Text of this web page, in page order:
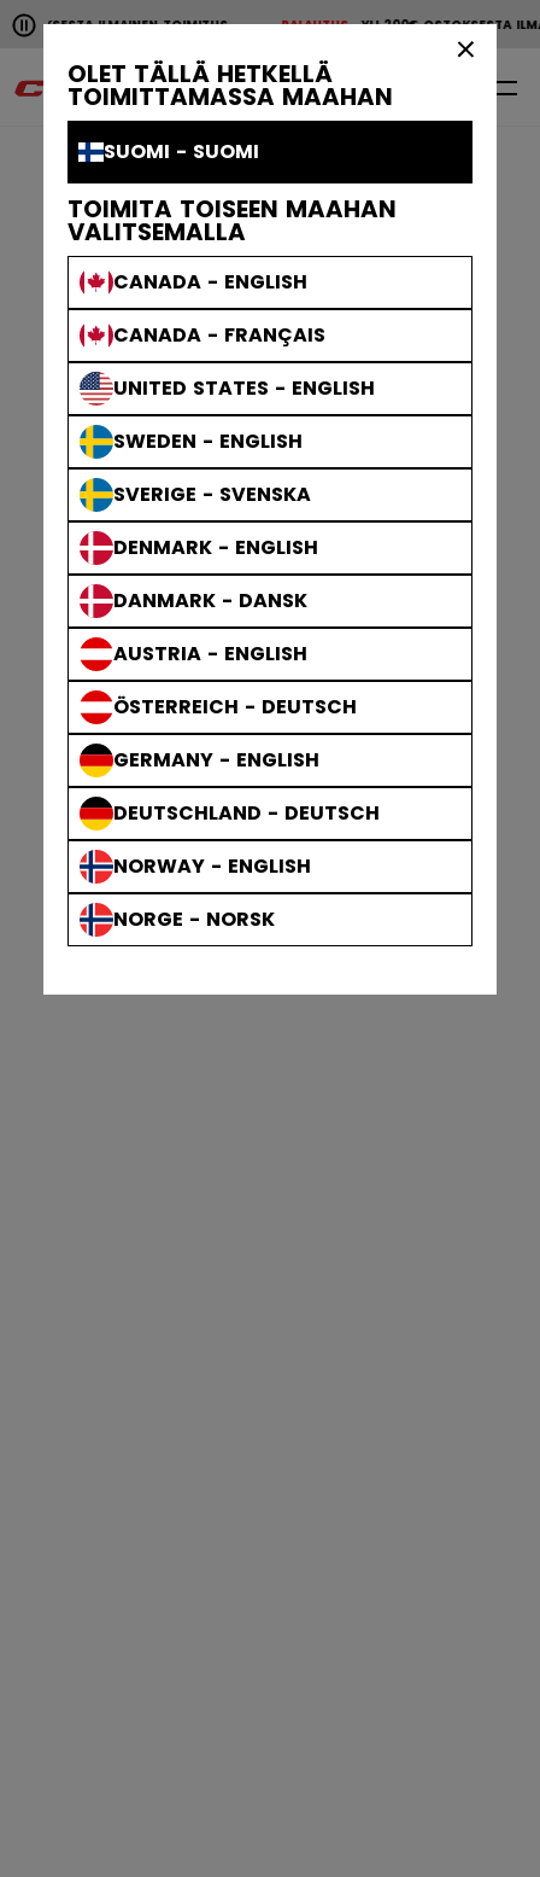
OLET TÄLLÄ HETKELLÄ
TOIMITTAMASSA MAAHAN
SUOMI - SUOMI
TOIMITA TOISEEN MAAHAN
VALITSEMALLA
CANADA - ENGLISH
CANADA - FRANÇAIS
UNITED STATES - ENGLISH
SWEDEN - ENGLISH
SVERIGE - SVENSKA
DENMARK - ENGLISH
DANMARK - DANSK
AUSTRIA - ENGLISH
ÖSTERREICH - DEUTSCH
GERMANY - ENGLISH
DEUTSCHLAND - DEUTSCH
NORWAY - ENGLISH
NORGE - NORSK
Pause the horizontal scroll animation.
ILMAINEN TOIMITUSPALAUTUS YLI 200€ OSTOKSESTA ILMAINEN
YLI 200€ OSTOKSESTA ILMAINEN TOIMITUS